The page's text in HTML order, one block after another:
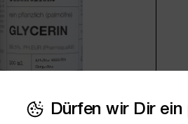
Dürfen wir Dir